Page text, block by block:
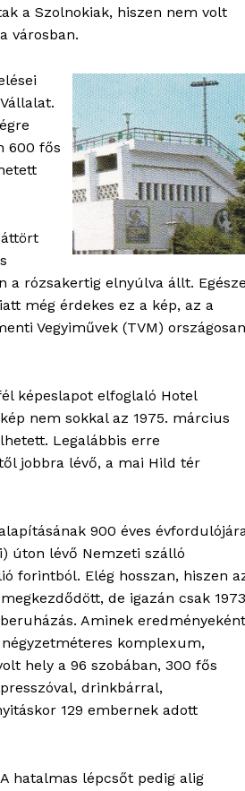
bSZ fiók
Kapcsolat
Adatkezelési tájékoztató
Hirdetés
a Szolnokiak, hiszen nem volt
városban.
600 fős
a rózsakertig elnyúlva állt.
még érdekes ez a kép, az a
Vegyiművek (TVM) országosan
képeslapot elfoglaló Hotel
nem sokkal az 1975. március
Legalábbis erre
jobbra lévő, a mai Hild tér
900 éves
úton lévő Nemzeti szálló
forintból. Elég hosszan, hiszen
de igazán csak
Aminek
komplexum,
hely a 96 szobában, 300 fős
drinkbárral,
129 embernek adott
hatalmas lépcsőt pedig alig